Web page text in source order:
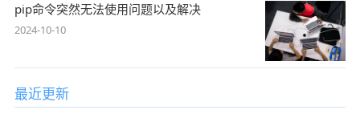
pip命令突然无法使用问题以及解决
2024-10-10
最近更新